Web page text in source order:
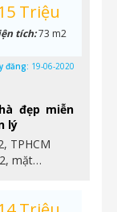
đẹp miễn
lý
TPHCM
mặt…
Triệu
tích:73 m2
đăng: 19-06-2020